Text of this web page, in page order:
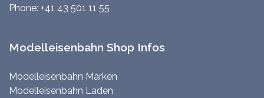
Phone: +41 43 501 11 55
Modelleisenbahn Shop Infos
Modelleisenbahn Marken
Modelleisenbahn Laden